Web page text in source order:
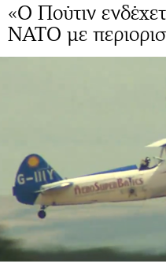
«Ο Πούτιν
ΝΑΤΟ με